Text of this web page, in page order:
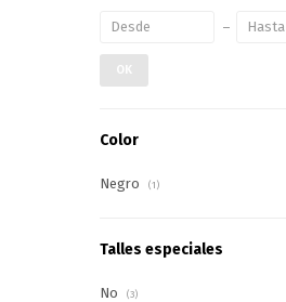
OK
Color
Negro (1)
Talles especiales
No (3)